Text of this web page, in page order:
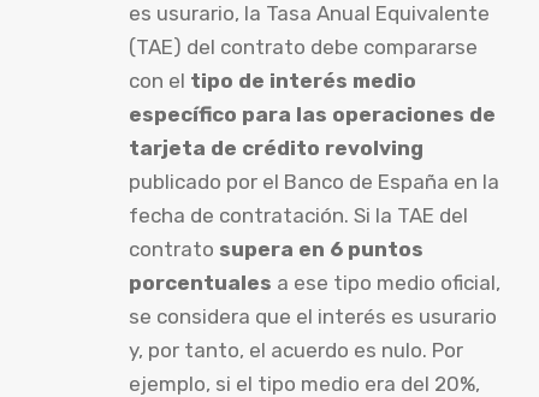
es usurario, la Tasa Anual Equivalente
(TAE) del contrato debe compararse
con el tipo de interés medio
específico para las operaciones de
tarjeta de crédito revolving
publicado por el Banco de España en la
fecha de contratación. Si la TAE del
contrato supera en 6 puntos
porcentuales a ese tipo medio oficial,
se considera que el interés es usurario
y, por tanto, el acuerdo es nulo. Por
ejemplo, si el tipo medio era del 20%,